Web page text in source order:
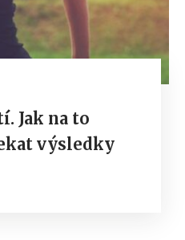
Jak na to
výsledky